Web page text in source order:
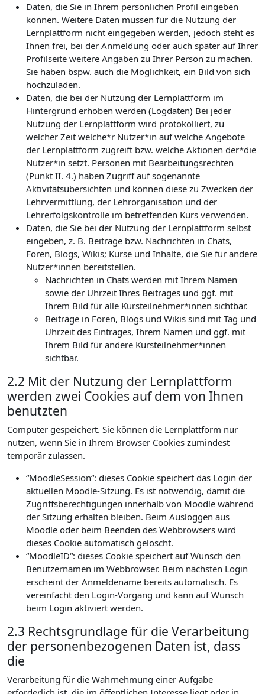
Daten, die Sie in Ihrem persönlichen Profil eingeben
können. Weitere Daten müssen für die Nutzung der
Lernplattform nicht eingegeben werden, jedoch steht es
Ihnen frei, bei der Anmeldung oder auch später auf Ihrer
Profilseite weitere Angaben zu Ihrer Person zu machen.
Sie haben bspw. auch die Möglichkeit, ein Bild von sich
hochzuladen.
Daten, die bei der Nutzung der Lernplattform im
Hintergrund erhoben werden (Logdaten) Bei jeder
Nutzung der Lernplattform wird protokolliert, zu
welcher Zeit welche*r Nutzer*in auf welche Angebote
der Lernplattform zugreift bzw. welche Aktionen der*die
Nutzer*in setzt. Personen mit Bearbeitungsrechten
(Punkt II. 4.) haben Zugriff auf sogenannte
Aktivitätsübersichten und können diese zu Zwecken der
Lehrvermittlung, der Lehrorganisation und der
Lehrerfolgskontrolle im betreffenden Kurs verwenden.
Daten, die Sie bei der Nutzung der Lernplattform selbst
eingeben, z. B. Beiträge bzw. Nachrichten in Chats,
Foren, Blogs, Wikis; Kurse und Inhalte, die Sie für andere
Nutzer*innen bereitstellen.
Nachrichten in Chats werden mit Ihrem Namen
sowie der Uhrzeit Ihres Beitrages und ggf. mit
Ihrem Bild für alle Kursteilnehmer*innen sichtbar.
Beiträge in Foren, Blogs und Wikis sind mit Tag und
Uhrzeit des Eintrages, Ihrem Namen und ggf. mit
Ihrem Bild für andere Kursteilnehmer*innen
sichtbar.
2.2 Mit der Nutzung der Lernplattform
werden zwei Cookies auf dem von Ihnen
benutzten
Computer gespeichert. Sie können die Lernplattform nur
nutzen, wenn Sie in Ihrem Browser Cookies zumindest
temporär zulassen.
“MoodleSession“: dieses Cookie speichert das Login der
aktuellen Moodle-Sitzung. Es ist notwendig, damit die
Zugriffsberechtigungen innerhalb von Moodle während
der Sitzung erhalten bleiben. Beim Ausloggen aus
Moodle oder beim Beenden des Webbrowsers wird
dieses Cookie automatisch gelöscht.
“MoodleID“: dieses Cookie speichert auf Wunsch den
Benutzernamen im Webbrowser. Beim nächsten Login
erscheint der Anmeldename bereits automatisch. Es
vereinfacht den Login-Vorgang und kann auf Wunsch
beim Login aktiviert werden.
2.3 Rechtsgrundlage für die Verarbeitung
der personenbezogenen Daten ist, dass
die
Verarbeitung für die Wahrnehmung einer Aufgabe